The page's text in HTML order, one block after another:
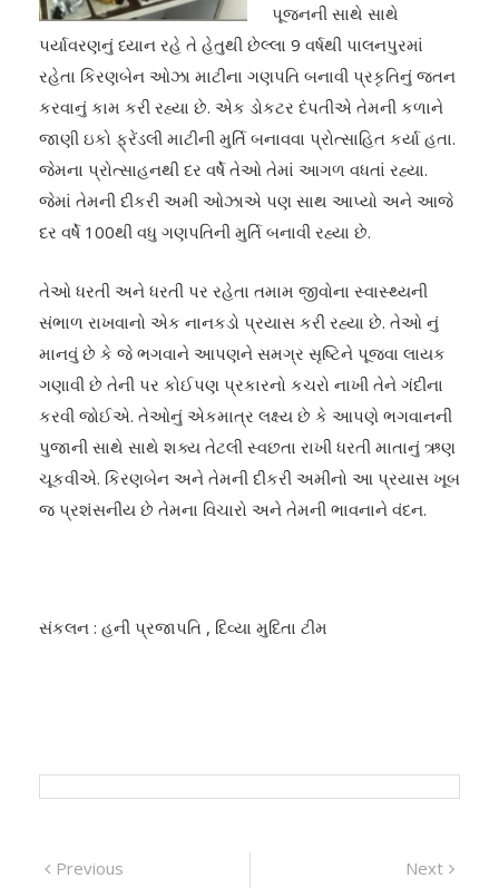
પૂજનની સાથે સાથે
પર્યાવરણનું ધ્યાન રહે તે હેતુથી છેલ્લા 9 વર્ષથી પાલનપુરમાં
રહેતા કિરણબેન ઓઝા માટીના ગણપતિ બનાવી પ્રકૃતિનું જતન
કરવાનું કામ કરી રહ્યા છે. એક ડોકટર દંપતીએ તેમની કળાને
જાણી ઇકો ફ્રેંડલી માટીની મુર્તિ બનાવવા પ્રોત્સાહિત કર્યા હતા.
જેમના પ્રોત્સાહનથી દર વર્ષે તેઓ તેમાં આગળ વધતાં રહ્યા.
જેમાં તેમની દીકરી અમી ઓઝાએ પણ સાથ આપ્યો અને આજે
દર વર્ષે 100થી વધુ ગણપતિની મુર્તિ બનાવી રહ્યા છે.
તેઓ ધરતી અને ધરતી પર રહેતા તમામ જીવોના સ્વાસ્થ્યની
સંભાળ રાખવાનો એક નાનકડો પ્રયાસ કરી રહ્યા છે. તેઓ નું
માનવું છે કે જે ભગવાને આપણને સમગ્ર સૃષ્ટિને પૂજવા લાયક
ગણાવી છે તેની પર કોઈપણ પ્રકારનો કચરો નાખી તેને ગંદીના
કરવી જોઈએ. તેઓનું એકમાત્ર લક્ષ્ય છે કે આપણે ભગવાનની
પુજાની સાથે સાથે શક્ય તેટલી સ્વછતા રાખી ધરતી માતાનું ઋણ
ચૂકવીએ. કિરણબેન અને તેમની દીકરી અમીનો આ પ્રયાસ ખૂબ
જ પ્રશંસનીય છે તેમના વિચારો અને તેમની ભાવનાને વંદન.
સંકલન : હની પ્રજાપતિ , દિવ્યા મુદિતા ટીમ
Previous Next